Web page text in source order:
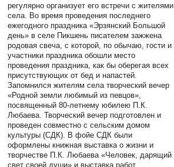
регулярно организует его встречи с жителями
села. Во время проведения последнего
ежегодного праздника «Эрзянский Большой
день» в селе Пикшень писателем зажжена
родовая свеча, с которой, по обычаю, гости и
участники праздника обошли место
проведения праздника, как бы оберегая всех
присутствующих от бед и напастей.
Запомнился жителям села творческий вечер
«Родной земли любимый из певцов»,
посвященный 80-летнему юбилею П.К.
Любаева. Творческий вечер подготовлен и
проведен совместно с сельским домом
культуры (СДК). В фойе СДК были
оформлены книжная выставка о жизни и
творчестве П.К. Любаева «Человек, дарящий
свет своей души» и выставка работ